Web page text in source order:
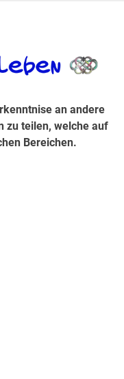
Bereichen.
an andere
zu teilen, welche auf
Bereichen.